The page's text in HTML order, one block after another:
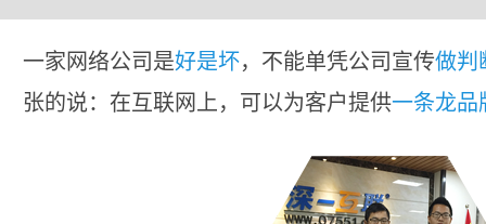
一家网络公司是好是坏，不能单凭公司宣传做判
张的说：在互联网上，可以为客户提供一条龙品